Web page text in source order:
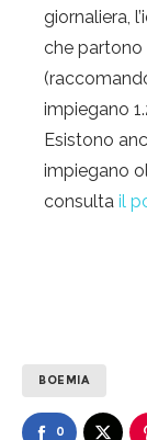
giornaliera,
che
impiegano
Esistono
impiegano
consulta il
BOEMIA
0